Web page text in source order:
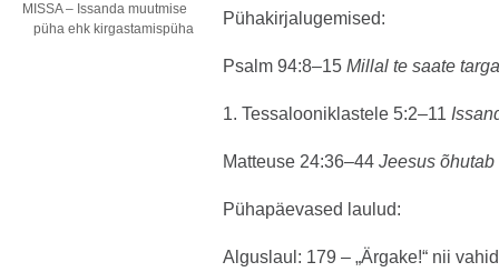
MISSA – Issanda muutmise
püha ehk kirgastamispüha
Pühakirjalugemised:
Psalm 94:8–15 Millal te saate
1. Tessalooniklastele 5:2–11
Matteuse 24:36–44 Jeesus
Pühapäevased laulud:
Alguslaul: 179 – „Ärgake!“ nii